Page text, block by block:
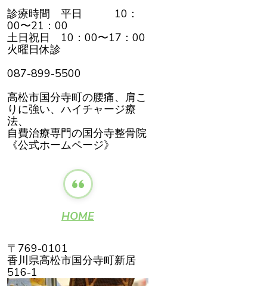
診療時間 平日 10：
00〜21：00
土日祝日 10：00〜17：00
火曜日休診
087-899-5500
高松市国分寺町の腰痛、肩こ
りに強い、ハイチャージ療
法、
自費治療専門の国分寺整骨院
《公式ホームページ》
HOME
〒769-0101
香川県高松市国分寺町新居
516-1